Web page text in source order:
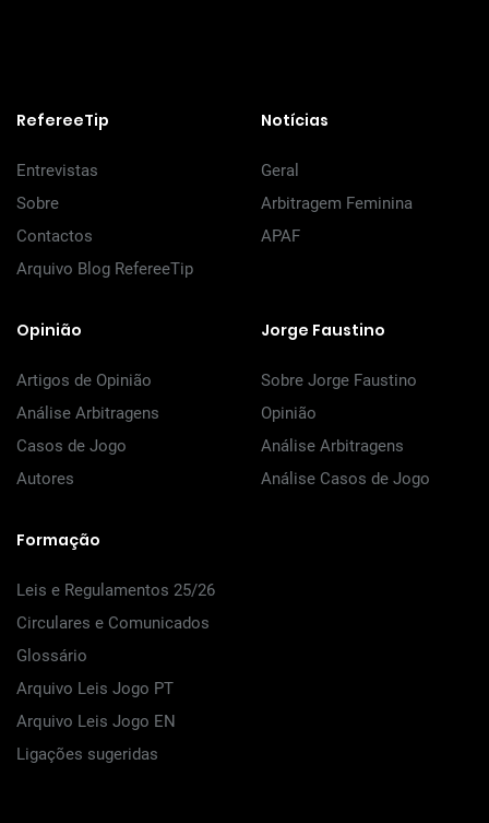
RefereeTip
Entrevistas
Sobre
Contactos
Arquivo Blog RefereeTip
Notícias
Geral
Arbitragem Feminina
APAF
Opinião
Artigos de Opinião
Análise Arbitragens
Casos de Jogo
Autores
Jorge Faustino
Sobre Jorge Faustino
Opinião
Análise Arbitragens
Análise Casos de Jogo
Formação
Leis e Regulamentos 25/26
Circulares e Comunicados
Glossário
Arquivo Leis Jogo PT
Arquivo Leis Jogo EN
Ligações sugeridas